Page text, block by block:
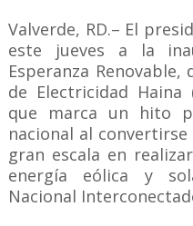
Valverde, RD.– El
este jueves a la
Esperanza Renovable,
de Electricidad Haina
que marca un hito
nacional al
gran escala en
energía eólica y
Nacional